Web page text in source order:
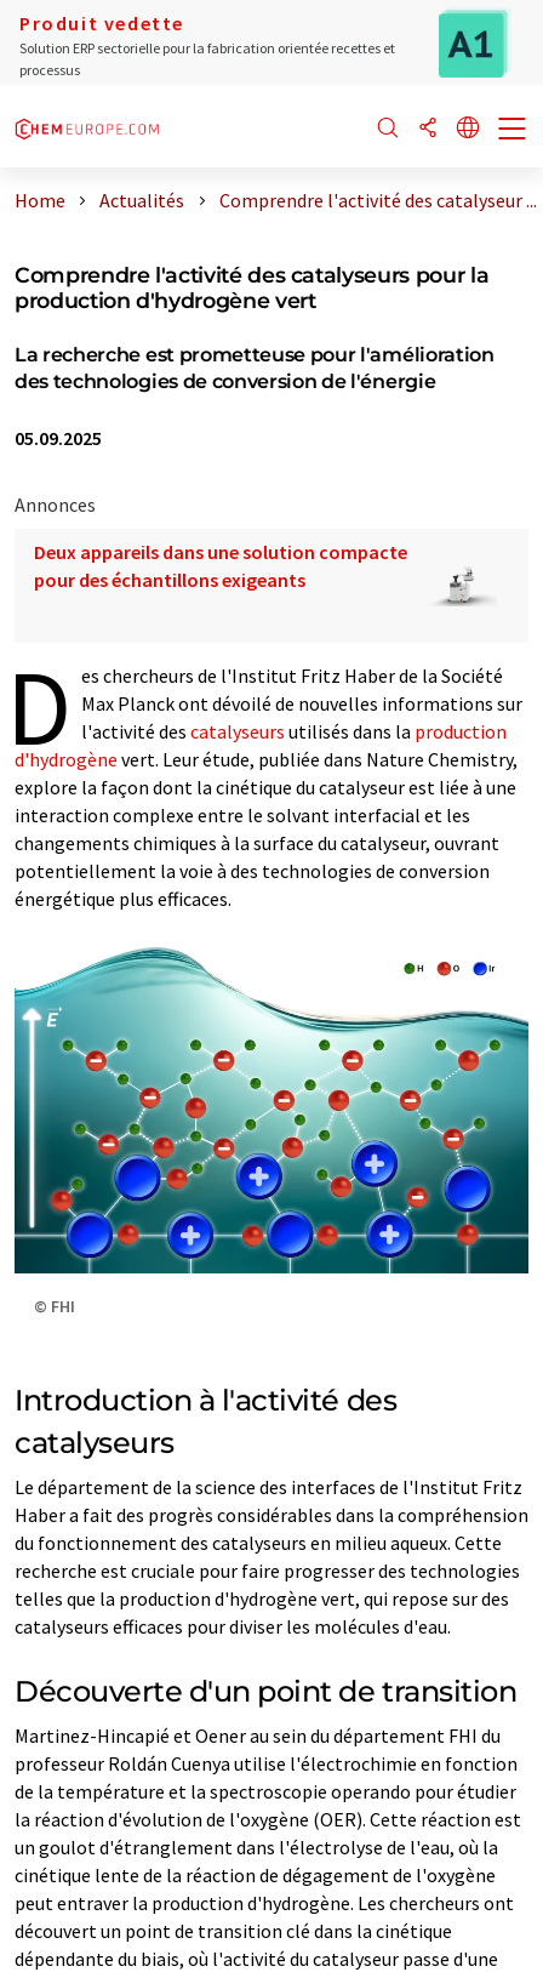
Produit vedette
Solution ERP sectorielle pour la fabrication orientée recettes et
processus
Home Actualités Comprendre l'activité des catalyseur ...
Comprendre l'activité des catalyseurs pour la
production d'hydrogène vert
La recherche est prometteuse pour l'amélioration
des technologies de conversion de l'énergie
05.09.2025
Annonces
Deux appareils dans une solution compacte
pour des échantillons exigeants
D es chercheurs de l'Institut Fritz Haber de la Société
Max Planck ont dévoilé de nouvelles informations sur
l'activité des catalyseurs utilisés dans la production
d'hydrogène vert. Leur étude, publiée dans Nature Chemistry,
explore la façon dont la cinétique du catalyseur est liée à une
interaction complexe entre le solvant interfacial et les
changements chimiques à la surface du catalyseur, ouvrant
potentiellement la voie à des technologies de conversion
énergétique plus efficaces.
© FHI
Introduction à l'activité des
catalyseurs
Le département de la science des interfaces de l'Institut Fritz
Haber a fait des progrès considérables dans la compréhension
du fonctionnement des catalyseurs en milieu aqueux. Cette
recherche est cruciale pour faire progresser des technologies
telles que la production d'hydrogène vert, qui repose sur des
catalyseurs efficaces pour diviser les molécules d'eau.
Découverte d'un point de transition
Martinez-Hincapié et Oener au sein du département FHI du
professeur Roldán Cuenya utilise l'électrochimie en fonction
de la température et la spectroscopie operando pour étudier
la réaction d'évolution de l'oxygène (OER). Cette réaction est
un goulot d'étranglement dans l'électrolyse de l'eau, où la
cinétique lente de la réaction de dégagement de l'oxygène
peut entraver la production d'hydrogène. Les chercheurs ont
découvert un point de transition clé dans la cinétique
dépendante du biais, où l'activité du catalyseur passe d'une